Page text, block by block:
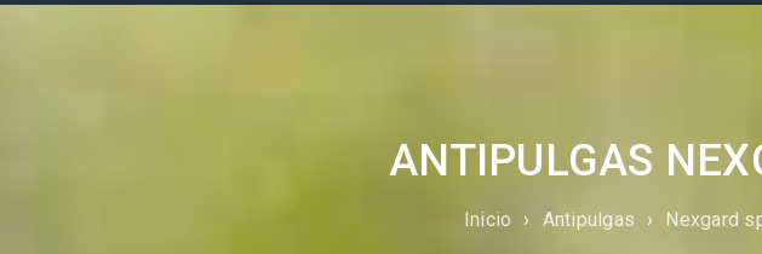
ANTIPULGAS
Inicio › Antipulgas › Nexgard